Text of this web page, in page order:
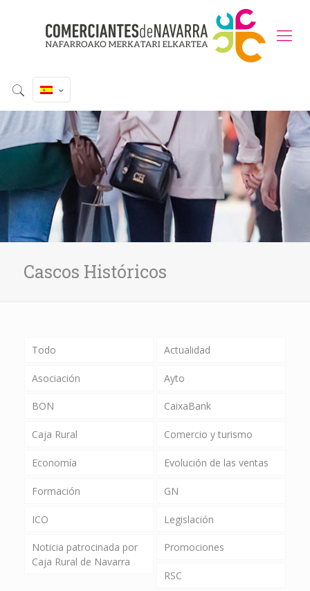
Cascos Históricos
Todo Actualidad
Asociación Ayto
BON CaixaBank
Caja Rural Comercio y turismo
Economía Evolución de las ventas
Formación GN
ICO Legislación
Noticia patrocinada por
Caja Rural de Navarra
Promociones
RSC